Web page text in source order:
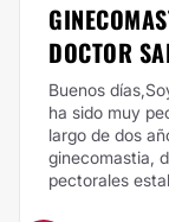
DOCTOR
Buenos
ha sido muy
largo de dos
ginecomastia,
pectorales